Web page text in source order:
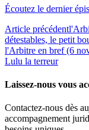
Écoutez le dernier
Article précédent
détestables, le petit
l'Arbitre en bref (6
Lulu la terreur
Laissez-nous vous
Contactez-nous dès
accompagnement